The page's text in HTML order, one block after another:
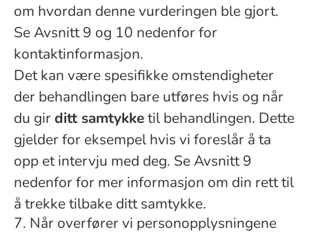
om hvordan denne vurderingen ble gjort.
Se Avsnitt 9 og 10 nedenfor for
kontaktinformasjon.
Det kan være spesifikke omstendigheter
der behandlingen bare utføres hvis og når
du girditt samtykketil behandlingen. Dette
gjelder for eksempel hvis vi foreslår å ta
opp et intervju med deg. Se Avsnitt 9
nedenfor for mer informasjon om din rett til
å trekke tilbake ditt samtykke.
7. Når overfører vi personopplysningene